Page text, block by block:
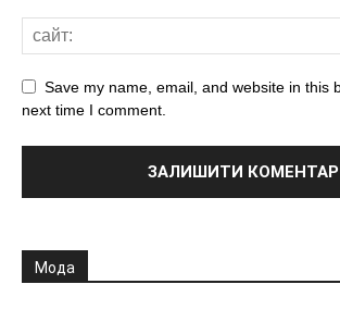
Save my name, email, and website in this
next time I comment.
Мода